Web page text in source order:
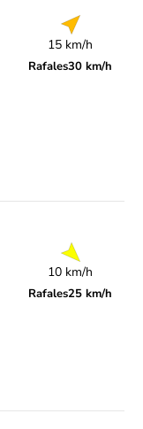
15 km/h
Rafales30 km/h
10 km/h
Rafales25 km/h